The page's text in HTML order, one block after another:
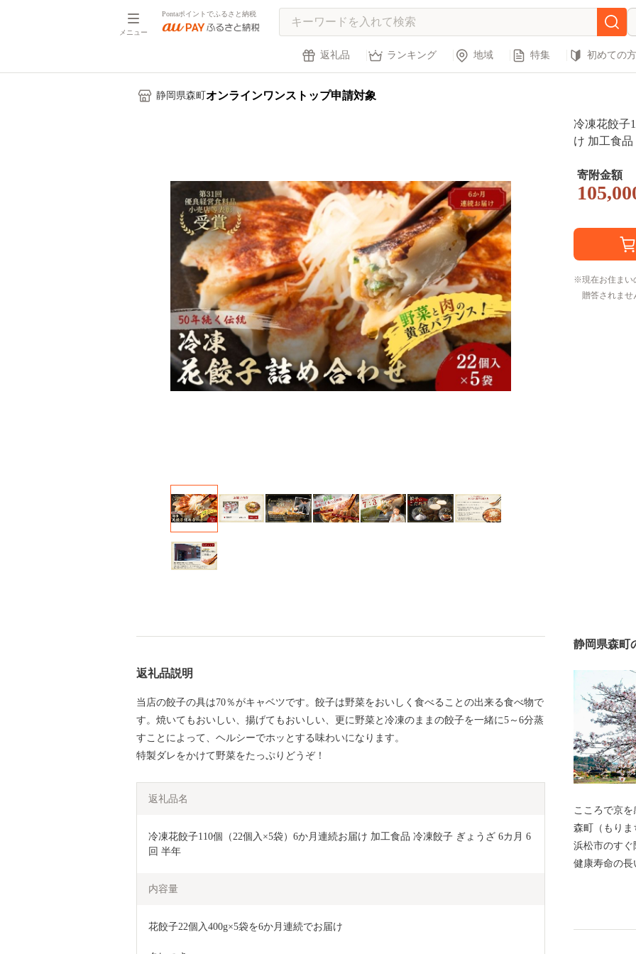
メニュー
Pontaポイントでふるさと納税
返礼品 ランキング 地域 特集 初めての方
静岡県森町 オンラインワンストップ申請対象
冷凍花餃子
け 加工食
寄附金額
現在お住まい
贈答されませ
返礼品説明
当店の餃子の具は70％がキャベツです。餃子は野菜をおいしく食べることの出来る食べ物で
す。焼いてもおいしい、揚げてもおいしい、更に野菜と冷凍のままの餃子を一緒に5～6分蒸
すことによって、ヘルシーでホッとする味わいになります。
特製ダレをかけて野菜をたっぷりどうぞ！
返礼品名
冷凍花餃子110個（22個入×5袋）6か月連続お届け 加工食品 冷凍餃子 ぎょうざ 6カ月 6
回 半年
内容量
花餃子22個入400g×5袋を6か月連続でお届け
静岡県森町
こころで京を
森町（もり
浜松市のす
健康寿命の